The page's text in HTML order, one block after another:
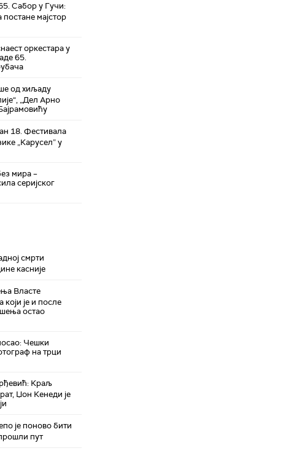
Сабор у Гучи:
постане мајстор
оркестара у
65.
од хиљаду
„Дел Арно
18. Фестивала
„Карусел” у
мира –
серијског
смрти
касније
Власте
је и после
остао
Чешки
на трци
Краљ
Џон Кенеди је
је поново бити
пут